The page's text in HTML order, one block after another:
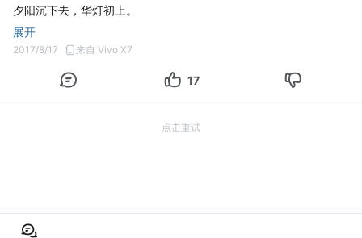
夕阳沉下去，华灯初上。
灯火亮起来，我用手机拍几张照片。
所有的灯火都在向我涌来。
夜深了，我们，各自孤独。
展开
2017/8/17 来自 Vivo X7
17
点击重试